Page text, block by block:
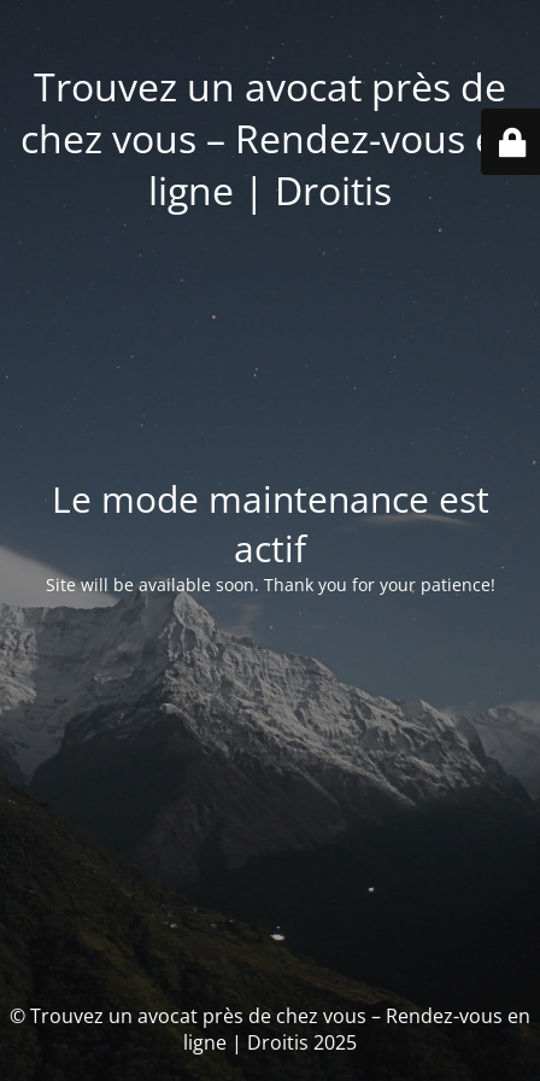
Trouvez un avocat près de
chez vous – Rendez-vous en
ligne | Droitis
Le mode maintenance est
actif
Site will be available soon. Thank you for your patience!
© Trouvez un avocat près de chez vous – Rendez-vous en
ligne | Droitis 2025